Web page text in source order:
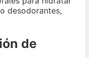
desodorantes,
de